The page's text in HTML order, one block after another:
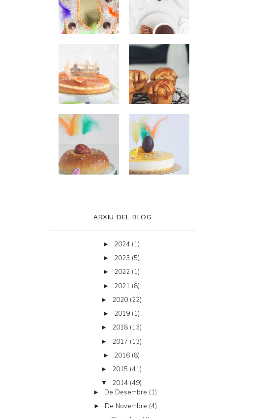
ARXIU DEL BLOG
► 2024 (1)
► 2023 (5)
► 2022 (1)
► 2021 (8)
► 2020 (22)
► 2019 (1)
► 2018 (13)
► 2017 (13)
► 2016 (8)
► 2015 (41)
▼ 2014 (49)
► De Desembre (1)
► De Novembre (4)